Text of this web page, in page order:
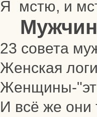
Я мстю, и
23 совета
Женская
Женщины-
И всё же они